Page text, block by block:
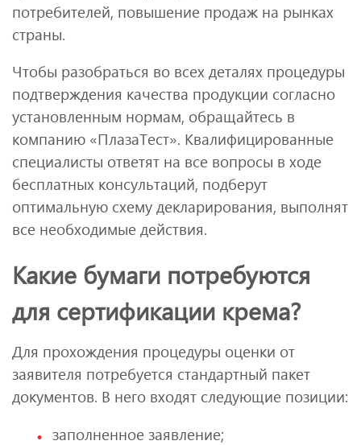
потребителей, повышение продаж на рынках
страны.
Чтобы разобраться во всех деталях процедуры
подтверждения качества продукции согласно
установленным нормам, обращайтесь в
компанию «ПлазаТест». Квалифицированные
специалисты ответят на все вопросы в ходе
бесплатных консультаций, подберут
оптимальную схему декларирования, выполнят
все необходимые действия.
Какие бумаги потребуются
для сертификации крема?
Для прохождения процедуры оценки от
заявителя потребуется стандартный пакет
документов. В него входят следующие позиции:
заполненное заявление;